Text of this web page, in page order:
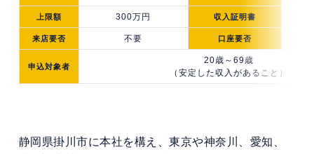
上限額 300万円 収入証明書
来店要否 不要 口座要否
申込対象者
20歳～69歳
（安定した収入があること）
静岡県掛川市に本社を構え、東京や神奈川、愛知、